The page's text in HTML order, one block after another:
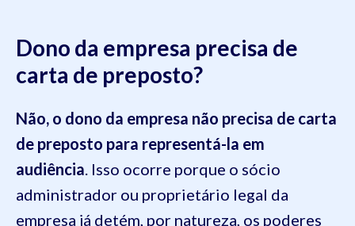
Dono da empresa precisa de
carta de preposto?
Não, o dono da empresa não precisa de carta
de preposto para representá-la em
audiência . Isso ocorre porque o sócio
administrador ou proprietário legal da
empresa já detém, por natureza, os poderes